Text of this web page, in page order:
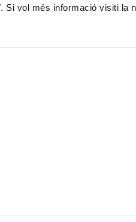
Si vol més informació visiti la